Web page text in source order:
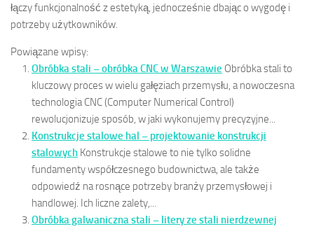
łączy funkcjonalność z estetyką, jednocześnie dbając o wygodę i
potrzeby użytkowników.
Powiązane wpisy:
Obróbka stali – obróbka CNC w Warszawie Obróbka stali to
kluczowy proces w wielu gałęziach przemysłu, a nowoczesna
technologia CNC (Computer Numerical Control)
rewolucjonizuje sposób, w jaki wykonujemy precyzyjne...
Konstrukcje stalowe hal – projektowanie konstrukcji
stalowych Konstrukcje stalowe to nie tylko solidne
fundamenty współczesnego budownictwa, ale także
odpowiedź na rosnące potrzeby branży przemysłowej i
handlowej. Ich liczne zalety,...
Obróbka galwaniczna stali – litery ze stali nierdzewnej